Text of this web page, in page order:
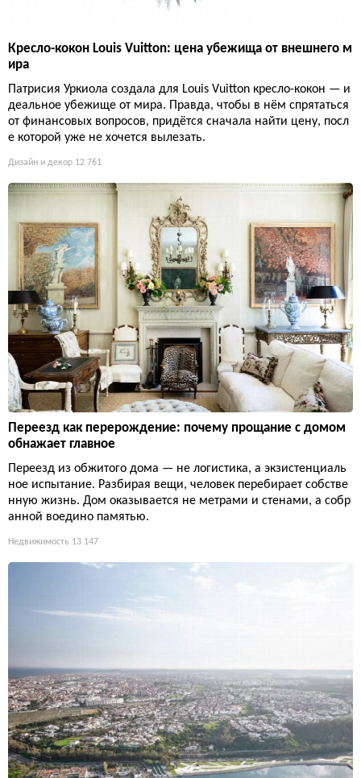
Кресло-кокон Louis Vuitton: цена убежища от внешнего м
ира
Патрисия Уркиола создала для Louis Vuitton кресло-кокон — и
деальное убежище от мира. Правда, чтобы в нём спрятаться
от финансовых вопросов, придётся сначала найти цену, посл
е которой уже не хочется вылезать.
Дизайн и декор 12 761
Переезд как перерождение: почему прощание с домом
обнажает главное
Переезд из обжитого дома — не логистика, а экзистенциаль
ное испытание. Разбирая вещи, человек перебирает собстве
нную жизнь. Дом оказывается не метрами и стенами, а собр
анной воедино памятью.
Недвижимость 13 147